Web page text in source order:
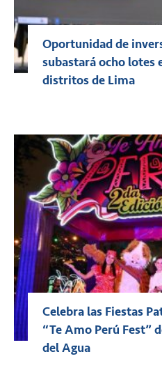
Oportunidad de
subastará ocho lotes
distritos de Lima
Celebra las Fiestas
“Te Amo Perú Fest”
del Agua